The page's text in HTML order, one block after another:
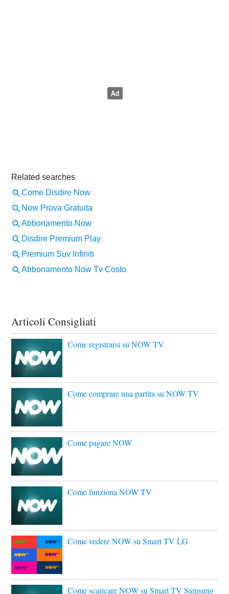
Articoli Consigliati
Come registrarsi su NOW TV
Come comprare una partita su NOW TV
Come pagare NOW
Come funziona NOW TV
Come vedere NOW su Smart TV LG
Come scaricare NOW su Smart TV Samsung